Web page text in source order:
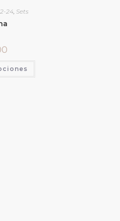
24 Sets